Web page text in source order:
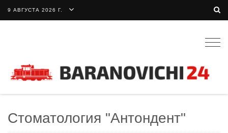
9 АВГУСТА 2026 Г.
Cтоматология "Антондент"